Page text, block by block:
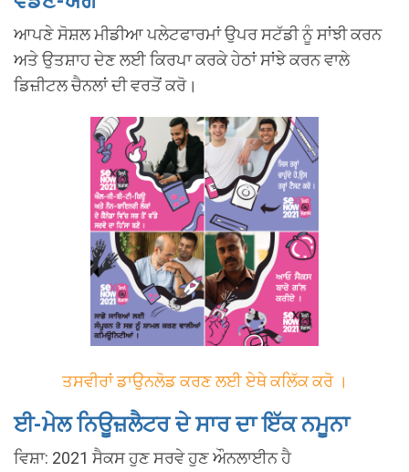
ਆਪਣੇ ਸੋਸ਼ਲ ਮੀਡੀਆ ਪਲੇਟਫਾਰਮਾਂ ਉਪਰ ਸਟੱਡੀ ਨੂੰ ਸਾਂਝੀ ਕਰਨ
ਅਤੇ ਉਤਸ਼ਾਹ ਦੇਣ ਲਈ ਕਿਰਪਾ ਕਰਕੇ ਹੇਠਾਂ ਸਾਂਝੇ ਕਰਨ ਵਾਲੇ
ਡਿਜ਼ੀਟਲ ਚੈਨਲਾਂ ਦੀ ਵਰਤੋਂ ਕਰੋ।
ਤਸਵੀਰਾਂ ਡਾਉਨਲੋਡ ਕਰਣ ਲਈ ਏਥੇ ਕਲਿੱਕ ਕਰੋ ।
ਈ-ਮੇਲ ਨਿਊਜ਼ਲੈਟਰ ਦੇ ਸਾਰ ਦਾ ਇੱਕ ਨਮੂਨਾ
ਵਿਸ਼ਾ: 2021 ਸੈਕਸ ਹੁਣ ਸਰਵੇ ਹੁਣ ਔਨਲਾਈਨ ਹੈ